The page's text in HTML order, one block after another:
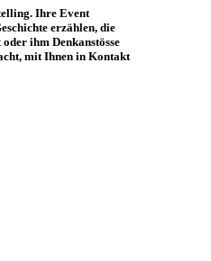
Ihre Event
erzählen, die
ihm Denkanstösse
mit Ihnen in Kontakt